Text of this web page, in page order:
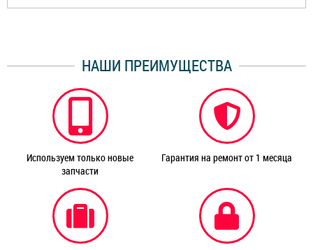
НАШИ ПРЕИМУЩЕСТВА
Используем только новые
запчасти
Гарантия на ремонт от 1 месяца